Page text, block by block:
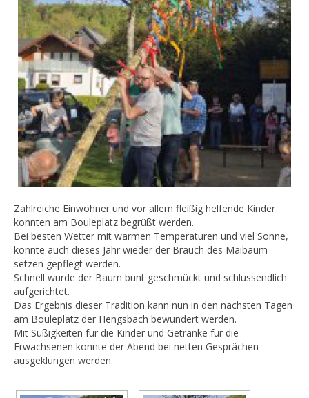
Zahlreiche Einwohner und vor allem fleißig helfende Kinder
konnten am Bouleplatz begrüßt werden.
Bei besten Wetter mit warmen Temperaturen und viel Sonne,
konnte auch dieses Jahr wieder der Brauch des Maibaum
setzen gepflegt werden.
Schnell wurde der Baum bunt geschmückt und schlussendlich
aufgerichtet.
Das Ergebnis dieser Tradition kann nun in den nächsten Tagen
am Bouleplatz der Hengsbach bewundert werden.
Mit Süßigkeiten für die Kinder und Getränke für die
Erwachsenen konnte der Abend bei netten Gesprächen
ausgeklungen werden.